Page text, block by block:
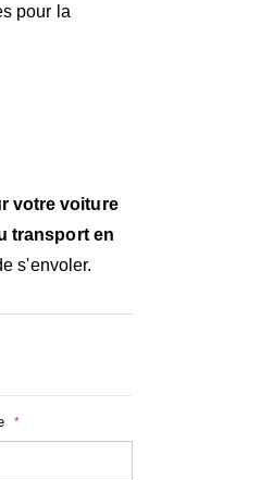
pour la
votre voiture
transport en
s'envoler.